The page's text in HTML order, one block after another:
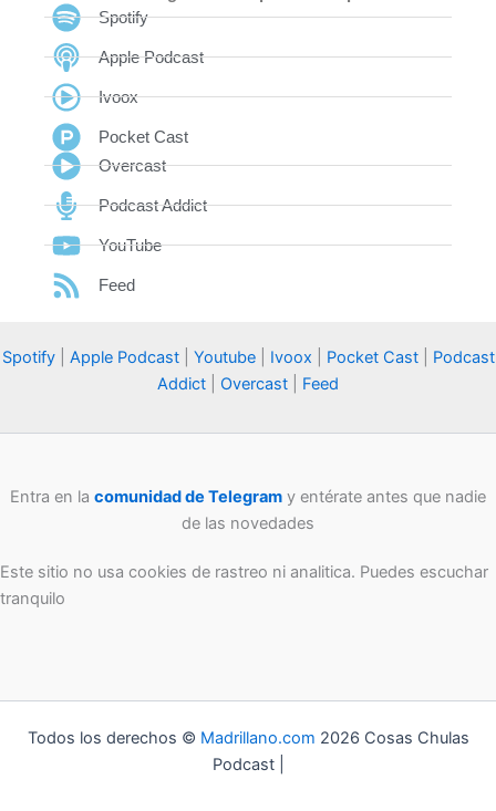
Spotify
Apple Podcast
Ivoox
Pocket Cast
Overcast
Podcast Addict
YouTube
Feed
Spotify| Apple Podcast| Youtube| Ivoox Pocket Cast| Podcast
Addict
Overcast Feed
Entra en la comunidad de Telegram y entérate antes que nadie
de las novedades
Este sitio no usa cookies de rastreo ni analitica. Puedes escuchar
tranquilo
Todos los derechos © Madrillano.com 2026 Cosas Chulas
Podcast |